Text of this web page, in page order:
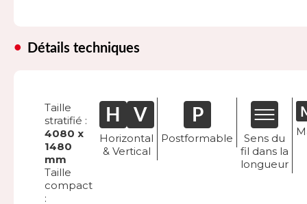
Détails techniques
Taille
stratifié :
4080 x
1480
mm
Taille
compact
:
Horizontal
& Vertical
Postformable
Sens du
fil dans la
longueur